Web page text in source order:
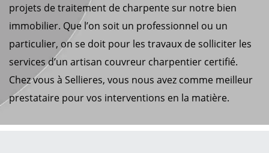
projets de traitement de charpente sur notre bien
immobilier. Que l’on soit un professionnel ou un
particulier, on se doit pour les travaux de solliciter les
services d’un artisan couvreur charpentier certifié.
Chez vous à Sellieres, vous nous avez comme meilleur
prestataire pour vos interventions en la matière.